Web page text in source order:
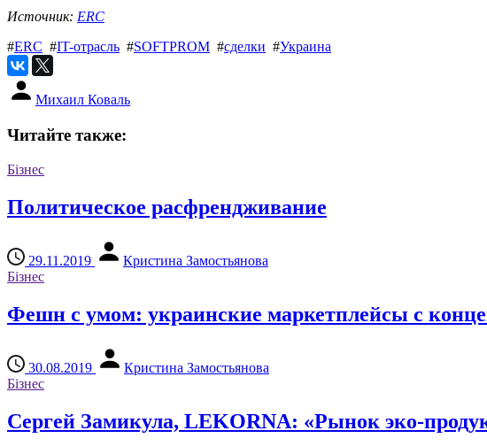
Источник: ERC
#ERC #IT-отрасль #SOFTPROM #сделки #Украина
Михаил Коваль
Читайте также:
Бізнес
Политическое расфрендживание
29.11.2019
Кристина Замостьянова
Бізнес
Фешн с умом: украинские маркетплейсы с
30.08.2019
Кристина Замостьянова
Бізнес
Сергей Замикула, LEKORNA: «Рынок эко-